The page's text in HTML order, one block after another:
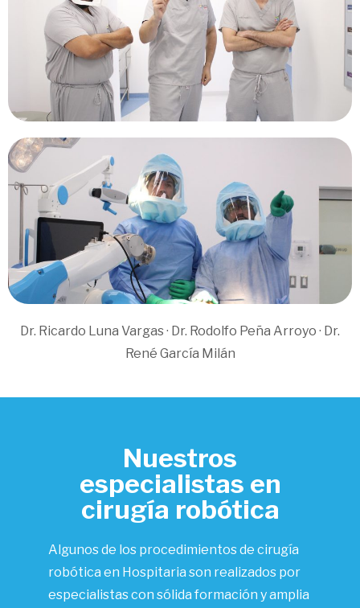
Dr. Ricardo Luna Vargas · Dr. Rodolfo Peña Arroyo · Dr.
René García Milán
Nuestros
especialistas en
cirugía robótica
Algunos de los procedimientos de cirugía
robótica en Hospitaria son realizados por
especialistas con sólida formación y amplia